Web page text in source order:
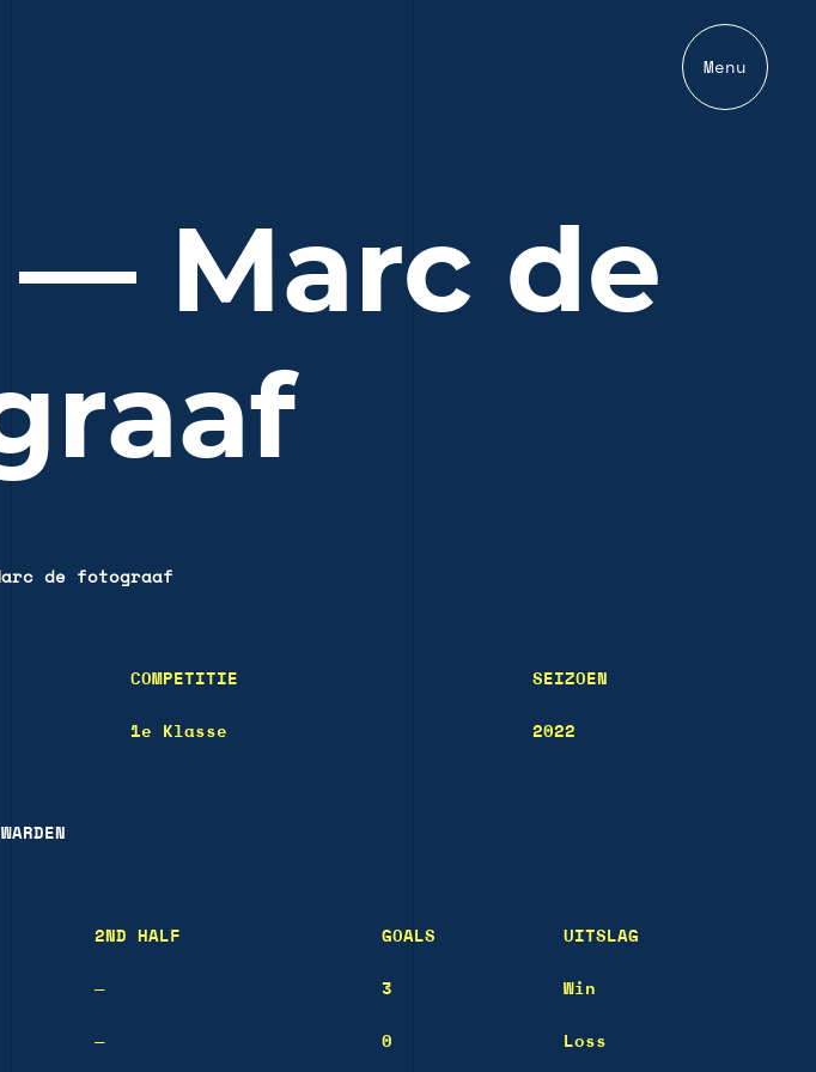
Menu
Marc de
de fotograaf
COMPETITIE SEIZOEN
1e Klasse 2022
2ND HALF GOALS UITSLAG
— 3 Win
— 0 Loss